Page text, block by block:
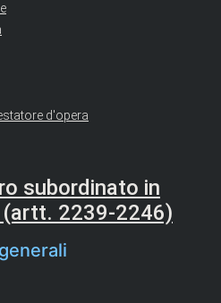
d'opera
subordinato in
2239-2246)